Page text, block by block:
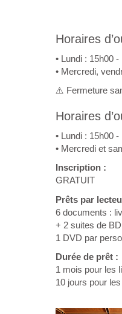
Horaires
• Lundi : 15h00 -
• Mercredi,
⚠️ Fermeture
Horaires
• Lundi : 15h00 -
• Mercredi et
Inscription :
GRATUIT
Prêts par
6 documents :
+ 2 suites de BD
1 DVD par
Durée de prêt :
1 mois pour les
10 jours pour